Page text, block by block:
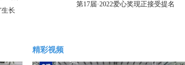
长
第17届·2022爱心奖现正接受提名
精彩视频